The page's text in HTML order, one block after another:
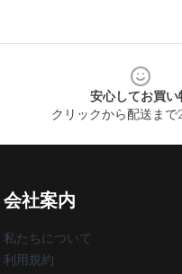
安心してお買い
クリックから配送ま
会社案内
私たちについて
利用規約